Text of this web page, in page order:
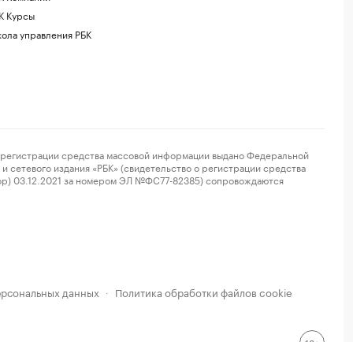
Курсы
управления РБК
средства массовой информации выдано Федеральной
издания «РБК» (свидетельство о регистрации средства
03.12.2021 за номером ЭЛ №ФС77-82385) сопровождаются
данных · Политика обработки файлов cookie